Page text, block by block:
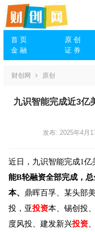
首 页 原 创
金 融
证 券
财创网 原创
九识智能完成近3亿
发布: 2025年4月
近日，九识智能完成1亿
能B轮融资全部完成，
本、 鼎晖百孚、某头部
投，亚投资本、锡创投
度风投、建发新兴投资